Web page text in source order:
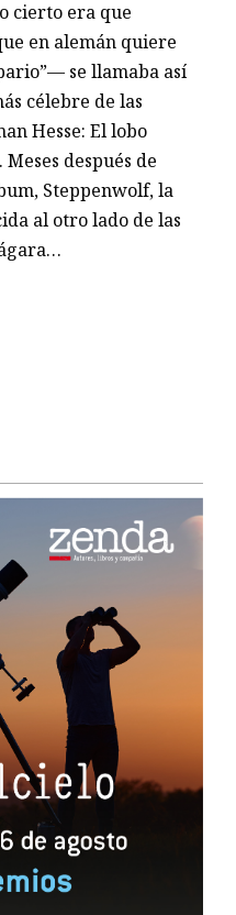
cierto era que
en alemán quiere
se llamaba así
célebre de las
Hesse: El lobo
después de
Steppenwolf, la
al otro lado de las